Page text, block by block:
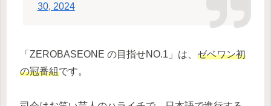
30, 2024
「ZEROBASEONE の目指せNO.1」は、 ゼベワン初
の冠番組です。